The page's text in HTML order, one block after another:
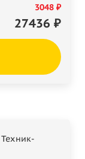
3048 ₽
27436 ₽